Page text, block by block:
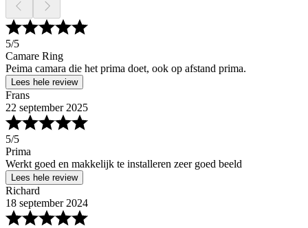
5/5
Camare Ring
Peima camara die het prima doet, ook op afstand prima.
Lees hele review
Frans
22 september 2025
5/5
Prima
Werkt goed en makkelijk te installeren zeer goed beeld
Lees hele review
Richard
18 september 2024